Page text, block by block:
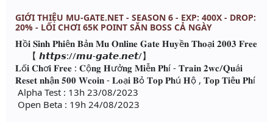
GIỚI THIỆU MU-GATE.NET - SEASON 6 - EXP: 400X - DROP:
20% - LỐI CHƠI 65K POINT SĂN BOSS CẢ NGÀY
𝐇ồ𝐢 𝐒𝐢𝐧𝐡 𝐏𝐡𝐢ê𝐧 𝐁ả𝐧 𝐌𝐮 𝐎𝐧𝐥𝐢𝐧𝐞 𝐆𝐚𝐭𝐞 𝐇𝐮𝐲ề𝐧 𝐓𝐡𝐨ạ𝐢 𝟐𝟎𝟎𝟑 𝐅𝐫𝐞𝐞
【 𝙝𝙩𝙩𝙥𝙨://𝙢𝙪-𝙜𝙖𝙩𝙚.𝙣𝙚𝙩/】
𝐋ố𝐢 𝐂𝐡ơ𝐢 𝐅𝐫𝐞𝐞 : 𝐂ộ𝐧𝐠 𝐇ưở𝐧𝐠 𝐌𝐢ễ𝐧 𝐏𝐡í - 𝐓𝐫𝐚𝐢𝐧 𝟐𝐰𝐜/𝐐𝐮á𝐢
𝐑𝐞𝐬𝐞𝐭 𝐧𝐡ậ𝐧 𝟓𝟎𝟎 𝐖𝐜𝐨𝐢𝐧 - 𝐋𝐨ạ𝐢 𝐁ỏ 𝐓𝐨𝐩 𝐏𝐡ú 𝐇ộ , 𝐓𝐨𝐩 𝐓𝐢ê𝐮 𝐏𝐡í
Alpha Test : 13h 23/08/2023
Open Beta : 19h 24/08/2023